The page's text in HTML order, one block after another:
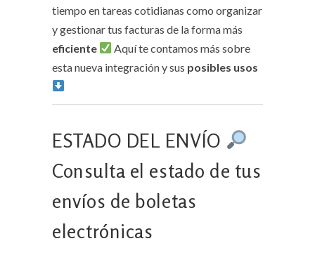
tiempo en tareas cotidianas como organizar
y gestionar tus facturas de la forma más
eficiente
Aquí te contamos más sobre
esta nueva integración y sus posibles usos
ESTADO DEL ENVÍO
Consulta el estado de tus
envíos de boletas
electrónicas